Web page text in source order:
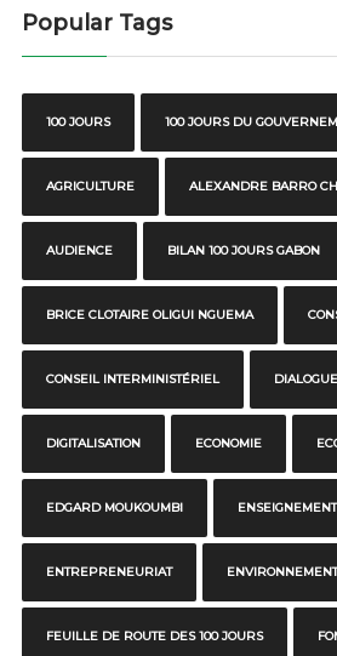
Popular Tags
100 JOURS 100 JOURS DU
AGRICULTURE ALEXANDRE BARRO
AUDIENCE BILAN 100 JOURS GABON
BRICE CLOTAIRE OLIGUI NGUEMA
CONSEIL INTERMINISTÉRIEL
DIGITALISATION ECONOMIE
EDGARD MOUKOUMBI
ENTREPRENEURIAT ENVIRONNEMENT
FEUILLE DE ROUTE DES 100 JOURS